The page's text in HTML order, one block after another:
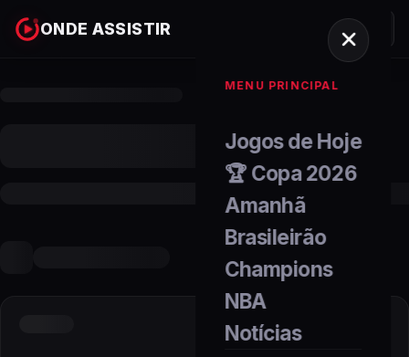
ONDE ASSISTIR
MENU PRINCIPAL
Jogos de Hoje
🏆 Copa 2026
Amanhã
Brasileirão
Champions
NBA
Notícias